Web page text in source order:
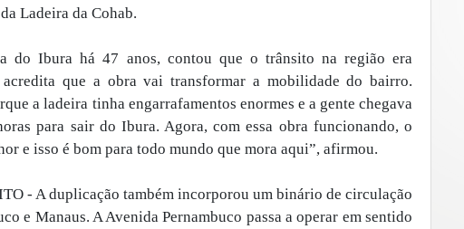
Ladeira da Cohab.
do Ibura há 47 anos, contou que o trânsito na região era
acredita que a obra vai transformar a mobilidade do bairro.
a ladeira tinha engarrafamentos enormes e a gente chegava
para sair do Ibura. Agora, com essa obra funcionando, o
e isso é bom para todo mundo que mora aqui”, afirmou.
- A duplicação também incorporou um binário de circulação
e Manaus. A Avenida Pernambuco passa a operar em sentido